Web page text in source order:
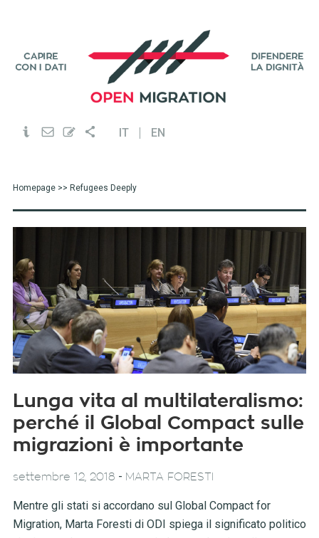
IT EN
Homepage>> Refugees Deeply
Lunga vita al multilateralismo:
perché il Global Compact sulle
migrazioni è importante
settembre 12, 2018 - MARTA FORESTI
Mentre gli stati si accordano sul Global Compact for
Migration, Marta Foresti di ODI spiega il significato politico